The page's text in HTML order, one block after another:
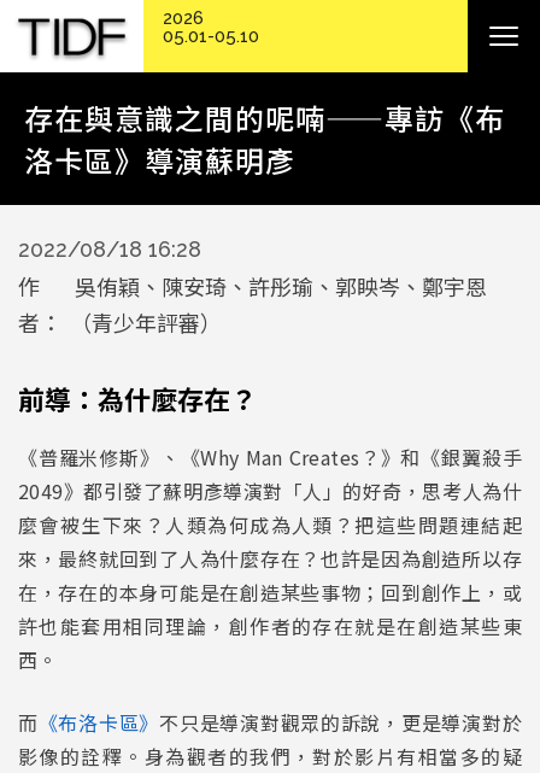
存在與意識之間的呢喃——專訪《布
洛卡區》導演蘇明彥
2022/08/18 16:28
作
者
吳侑穎、陳安琦、許彤瑜、郭眏岑、鄭宇恩
（青少年評審）
前導：為什麼存在？
《普羅米修斯》、《Why Man Creates？》和《銀翼殺手
2049》都引發了蘇明彥導演對「人」的好奇，思考人為什
麼會被生下來？人類為何成為人類？把這些問題連結起
來，最終就回到了人為什麼存在？也許是因為創造所以存
在，存在的本身可能是在創造某些事物；回到創作上，或
許也能套用相同理論，創作者的存在就是在創造某些東
西。
而 《布洛卡區》 不只是導演對觀眾的訴說，更是導演對於
影像的詮釋。身為觀者的我們，對於影片有相當多的疑
2026
05.01-05.10